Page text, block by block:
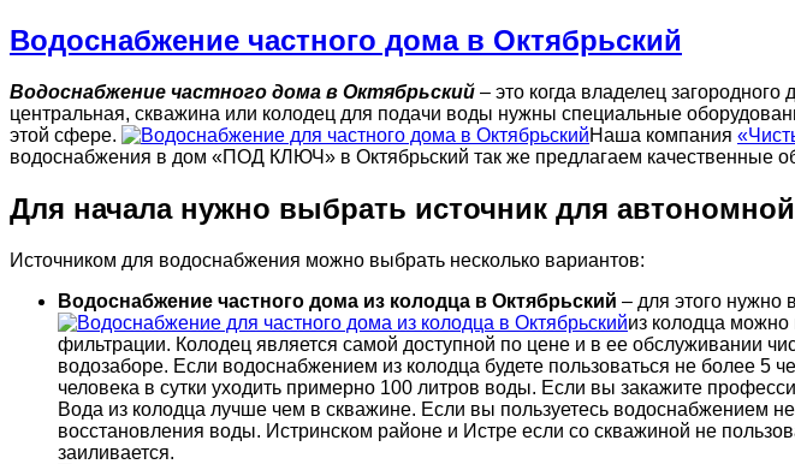
Водоснабжение частного дома в Октябрьский
Водоснабжение частного дома в Октябрьский – это когда владелец
центральная, скважина или колодец для подачи воды нужны специальные
этой сфере.
Наша компания
водоснабжения в дом «ПОД КЛЮЧ» в Октябрьский так же предлагаем качественные
Для начала нужно выбрать источник для
Источником для водоснабжения можно выбрать несколько вариантов:
Водоснабжение частного дома из колодца в Октябрьский – для этого нужно
из колодца можно
фильтрации. Колодец является самой доступной по цене и в ее обслуживании
водозаборе. Если водоснабжением из колодца будете пользоваться не более 5
человека в сутки уходить примерно 100 литров воды. Если вы закажите
Вода из колодца лучше чем в скважине. Если вы пользуетесь водоснабжением
восстановления воды. Истринском районе и Истре если со скважиной не
заиливается.